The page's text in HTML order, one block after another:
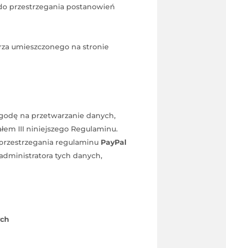
przestrzegania postanowień
umieszczonego na stronie
na przetwarzanie danych,
III niniejszego Regulaminu.
regulaminu PayPal
tych danych,